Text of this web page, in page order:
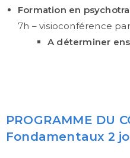
Formation en
7h – visioconférence
A déterminer
PROGRAMME DU
Fondamentaux 2